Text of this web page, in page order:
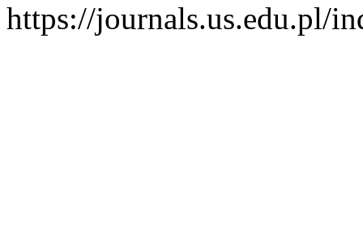
https://journals.us.edu.pl/